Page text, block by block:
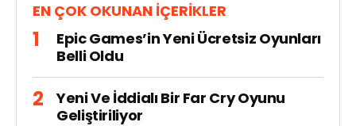
EN ÇOK OKUNAN İÇERİKLER
Epic Games’in Yeni Ücretsiz Oyunları
Belli Oldu
Yeni Ve İddialı Bir Far Cry Oyunu
Geliştiriliyor